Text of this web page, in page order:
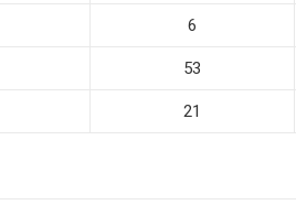
6
53
21